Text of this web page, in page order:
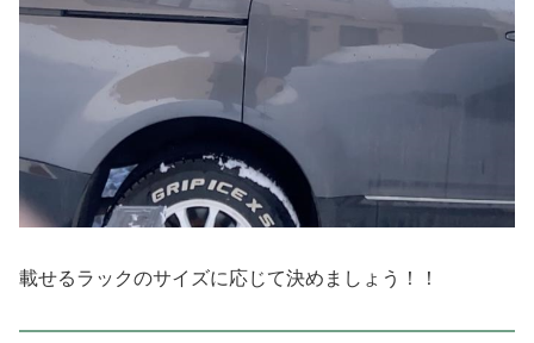
載せるラックのサイズに応じて決めましょう！！